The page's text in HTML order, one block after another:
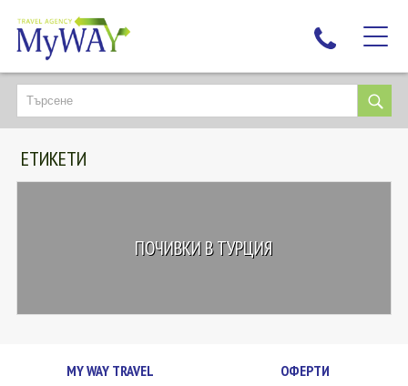
НАЙ-ТЪРСЕНИ
ДЕСТИНАЦИИ
ЕКЗОТИЧНИ ПОЧИВКИ
ЛЮБОПИТНО
КОНТАКТИ
ЕТИКЕТИ
ПОЧИВКИ В ТУРЦИЯ
MY WAY TRAVEL ОФЕРТИ